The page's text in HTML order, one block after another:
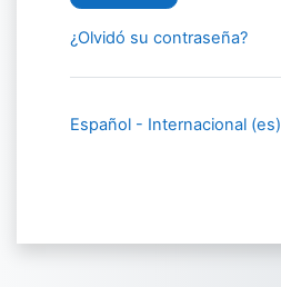
¿Olvidó su contraseña?
Español - Internacional ‎(es)‎